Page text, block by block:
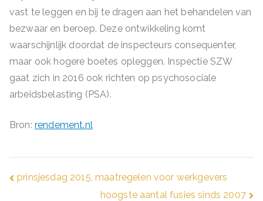
vast te leggen en bij te dragen aan het behandelen van
bezwaar en beroep. Deze ontwikkeling komt
waarschijnlijk doordat de inspecteurs consequenter,
maar ook hogere boetes opleggen. Inspectie SZW
gaat zich in 2016 ook richten op psychosociale
arbeidsbelasting (PSA).
Bron: rendement.nl
Bericht
prinsjesdag 2015, maatregelen voor werkgevers
hoogste aantal fusies sinds 2007